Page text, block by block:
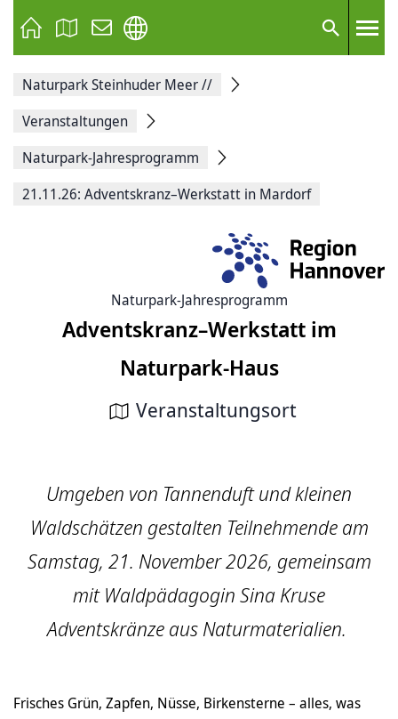
Suche
Facebook
teilen
Seitenlink
Seite
Naturpark Steinhuder Meer//
Veranstaltungen
Naturpark-Jahresprogramm
21.11.26: Adventskranz–Werkstatt in Mardorf
Naturpark-Jahresprogramm
Adventskranz–Werkstatt im
Naturpark-Haus
Veranstaltungsort
Umgeben von Tannenduft und kleinen
Waldschätzen gestalten Teilnehmende am
Samstag, 21. November 2026, gemeinsam
mit Waldpädagogin Sina Kruse
Adventskränze aus Naturmaterialien.
Frisches Grün, Zapfen, Nüsse, Birkensterne – alles, was